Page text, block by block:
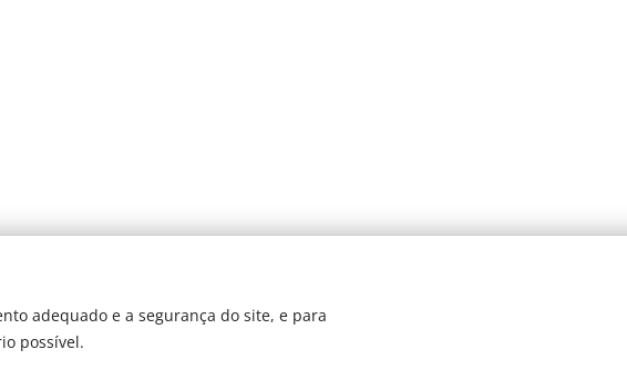
Desenvolvido por
adequado e a segurança do site, e para
possível.